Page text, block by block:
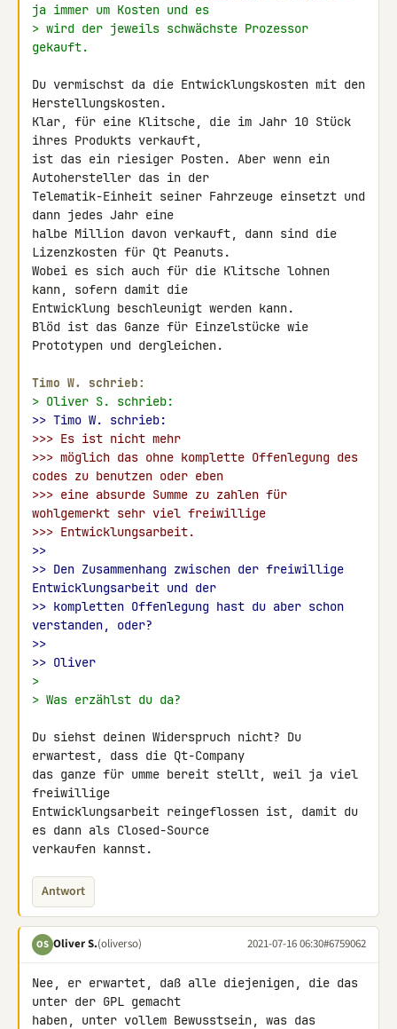
ja immer um Kosten und es
> wird der jeweils schwächste Prozessor
gekauft.
Du vermischst da die Entwicklungskosten mit den
Herstellungskosten.
Klar, für eine Klitsche, die im Jahr 10 Stück
ihres Produkts verkauft,
ist das ein riesiger Posten. Aber wenn ein
Autohersteller das in der
Telematik-Einheit seiner Fahrzeuge einsetzt und
dann jedes Jahr eine
halbe Million davon verkauft, dann sind die
Lizenzkosten für Qt Peanuts.
Wobei es sich auch für die Klitsche lohnen
kann, sofern damit die
Entwicklung beschleunigt werden kann.
Blöd ist das Ganze für Einzelstücke wie
Prototypen und dergleichen.
Timo W. schrieb:
> Oliver S. schrieb:
>> Timo W. schrieb:
>>> Es ist nicht mehr
>>> möglich das ohne komplette Offenlegung des
codes zu benutzen oder eben
>>> eine absurde Summe zu zahlen für
wohlgemerkt sehr viel freiwillige
>>> Entwicklungsarbeit.
>>
>> Den Zusammenhang zwischen der freiwillige
Entwicklungsarbeit und der
>> kompletten Offenlegung hast du aber schon
verstanden, oder?
>>
>> Oliver
>
> Was erzählst du da?
Du siehst deinen Widerspruch nicht? Du
erwartest, dass die Qt-Company
das ganze für umme bereit stellt, weil ja viel
freiwillige
Entwicklungsarbeit reingeflossen ist, damit du
es dann als Closed-Source
verkaufen kannst.
Antwort
OS Oliver S.(oliverso) 2021-07-16 06:30#6759062
Nee, er erwartet, daß alle diejenigen, die das
unter der GPL gemacht
haben, unter vollem Bewusstsein, was das